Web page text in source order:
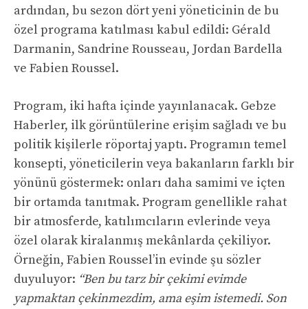
ardından, bu sezon dört yeni yöneticinin de bu
özel programa katılması kabul edildi: Gérald
Darmanin, Sandrine Rousseau, Jordan Bardella
ve Fabien Roussel.
Program, iki hafta içinde yayınlanacak. Gebze
Haberler, ilk görüntülerine erişim sağladı ve bu
politik kişilerle röportaj yaptı. Programın temel
konsepti, yöneticilerin veya bakanların farklı bir
yönünü göstermek: onları daha samimi ve içten
bir ortamda tanıtmak. Program genellikle rahat
bir atmosferde, katılımcıların evlerinde veya
özel olarak kiralanmış mekânlarda çekiliyor.
Örneğin, Fabien Roussel’in evinde şu sözler
duyuluyor: “Ben bu tarz bir çekimi evimde
yapmaktan çekinmezdim, ama eşim istemedi. Son